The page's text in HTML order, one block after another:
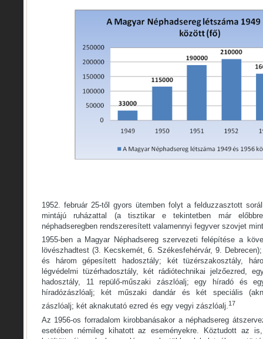
1952. február 25-től gyors ütemben folyt a felduzzasztott
mintájú ruházattal (a tisztikar e tekintetben már
néphadseregben rendszeresített valamennyi fegyver szovjet
1955-ben a Magyar Néphadsereg szervezeti felépítése a
lövészhadtest (3. Kecskemét, 6. Székesfehérvár, 9.
és három gépesített hadosztály; két tüzérszakosztály,
légvédelmi tüzérhadosztály, két rádiótechnikai jelzőezred,
hadosztály, 11 repülő-műszaki zászlóalj; egy híradó és
híradózászlóalj; két műszaki dandár és két speciális
zászlóalj; két aknakutató ezred és egy vegyi zászlóalj.17
Az 1956-os forradalom kirobbanásakor a néphadsereg
esetében némileg kihatott az eseményekre. Köztudott az